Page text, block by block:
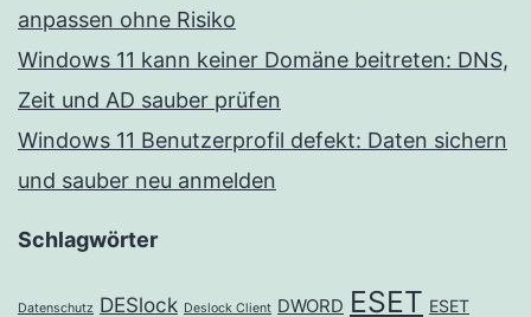
anpassen ohne Risiko
Windows 11 kann keiner Domäne beitreten: DNS,
Zeit und AD sauber prüfen
Windows 11 Benutzerprofil defekt: Daten sichern
und sauber neu anmelden
Schlagwörter
Datenschutz DESlock Deslock Client DWORD ESET ESET